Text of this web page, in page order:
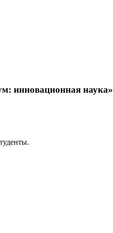
инновационная наука»